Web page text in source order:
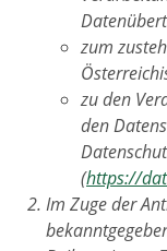
zum
zu den
den
(https://
Im Zuge der